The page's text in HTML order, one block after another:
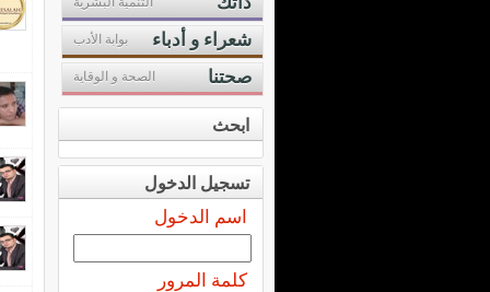
شعراء و أدباء بوابة الأدب
صحتنا الصحة و الوقاية
ابحث
تسجيل الدخول
اسم الدخول
كلمة المرور